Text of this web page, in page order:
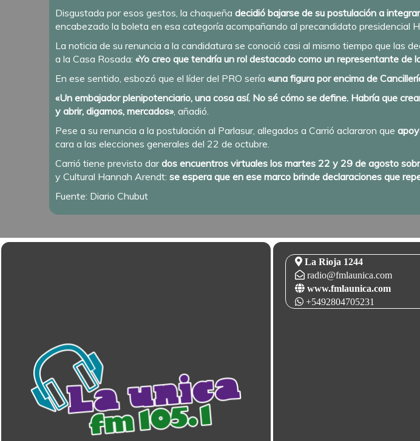
Disgustada por esos gestos, la chaqueñadecidió bajarse de su postulación a
encabezado la boleta en esa categoría acompañando al precandidato presidencial
La noticia de su renuncia a la candidatura se conoció casi al mismo tiempo que las
a la Casa Rosada:«Yo creo que tendría un rol destacado como un representante de
En ese sentido, esbozó que el líder del PRO sería«una figura por encima de
«Un embajador plenipotenciario, una cosa así. No sé cómo se define. Habría que
y abrir, digamos, mercados», añadió.
Pese a su renuncia a la postulación al Parlasur, allegados a Carrió aclararon que
cara a las elecciones generales del 22 de octubre.
Carrió tiene previsto dardos encuentros virtuales los martes 22 y 29 de agosto
y Cultural Hannah Arendt:se espera que en ese marco brinde declaraciones que
Fuente: Diario Chubut
La Rioja 1244
radio@fmlaunica.com
www.fmlaunica.com
+5492804705231